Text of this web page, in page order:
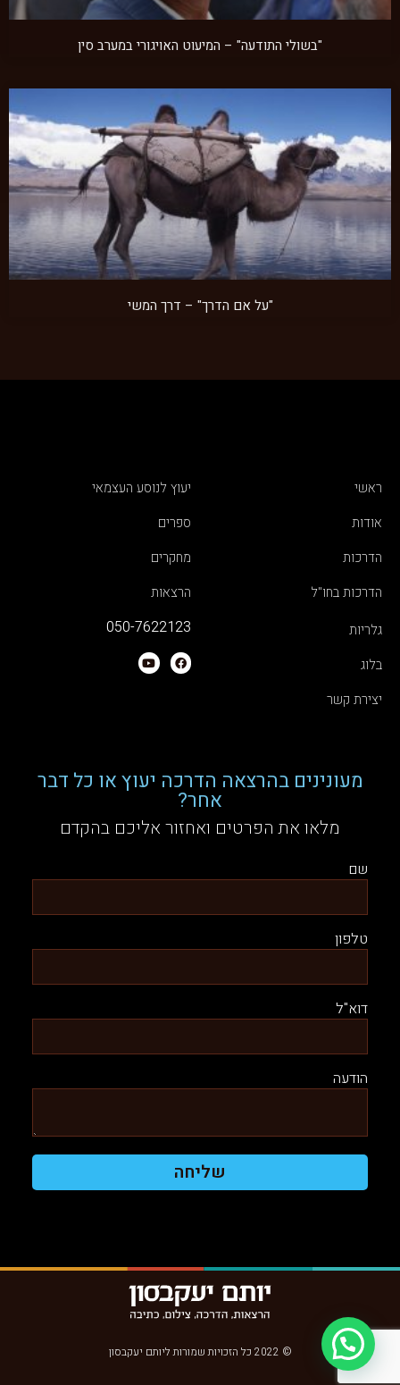
"בשולי התודעה" – המיעוט האויגורי במערב סין
"על אם הדרך" – דרך המשי
ראשי
אודות
הדרכות
הדרכות בחו"ל
יעוץ לנוסע העצמאי
ספרים
מחקרים
הרצאות
גלריות
בלוג
יצירת קשר
050-7622123
מעונינים בהרצאה הדרכה יעוץ או כל דבר
אחר?
מלאו את הפרטים ואחזור אליכם בהקדם
שם
טלפון
דוא"ל
הודעה
שליחה
© 2022 כל הזכויות שמורות ליותם יעקבסון